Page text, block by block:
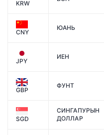
KRW
CNY
ЮАНЬ
JPY
ИЕН
GBP
ФУНТ
SGD
СИНГАПУРЫН
ДОЛЛАР